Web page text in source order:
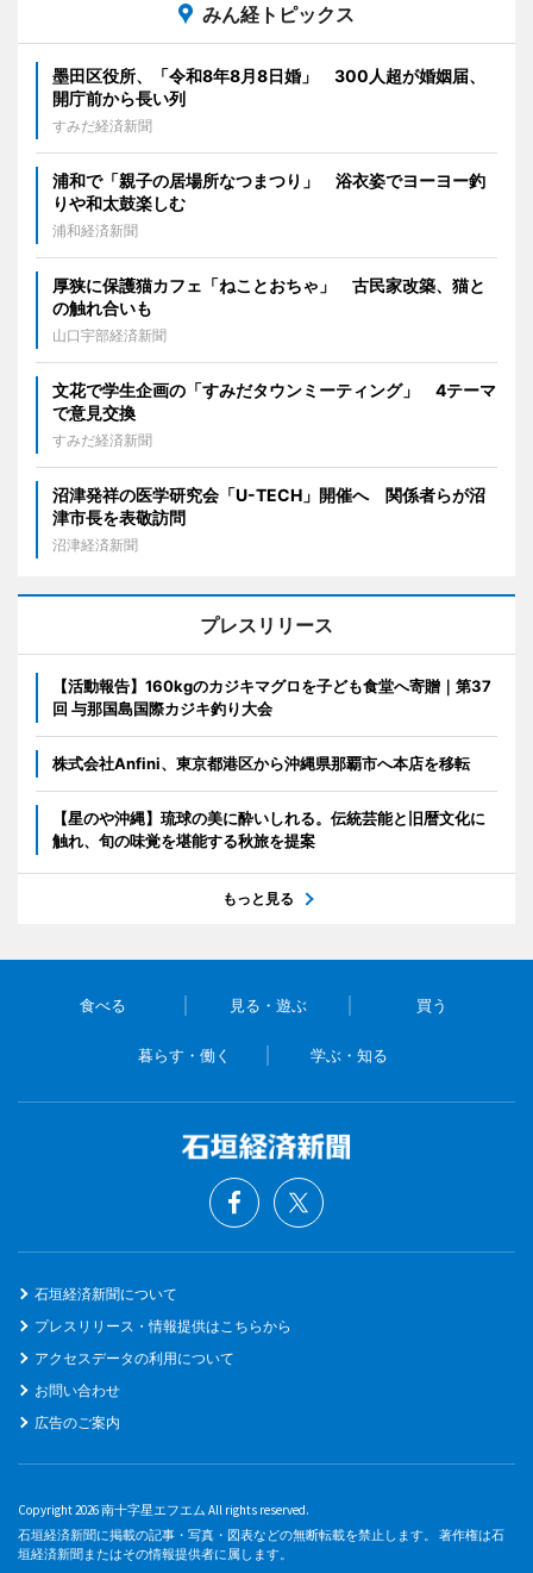
みん経トピックス
墨田区役所、「令和8年8月8日婚」 300人超が婚姻届、
開庁前から長い列
すみだ経済新聞
浦和で「親子の居場所なつまつり」 浴衣姿でヨーヨー釣
りや和太鼓楽しむ
浦和経済新聞
厚狭に保護猫カフェ「ねことおちゃ」 古民家改築、猫と
の触れ合いも
山口宇部経済新聞
文花で学生企画の「すみだタウンミーティング」 4テーマ
で意見交換
すみだ経済新聞
沼津発祥の医学研究会「U-TECH」開催へ 関係者らが沼
津市長を表敬訪問
沼津経済新聞
プレスリリース
【活動報告】160kgのカジキマグロを子ども食堂へ寄贈｜第37
回 与那国島国際カジキ釣り大会
株式会社Anfini、東京都港区から沖縄県那覇市へ本店を移転
【星のや沖縄】琉球の美に酔いしれる。伝統芸能と旧暦文化に
触れ、旬の味覚を堪能する秋旅を提案
もっと見る
食べる 見る・遊ぶ 買う
暮らす・働く 学ぶ・知る
石垣経済新聞について
プレスリリース・情報提供はこちらから
アクセスデータの利用について
お問い合わせ
広告のご案内
Copyright 2026 南十字星エフエム All rights reserved.
石垣経済新聞に掲載の記事・写真・図表などの無断転載を禁止します。 著作権は石
垣経済新聞またはその情報提供者に属します。